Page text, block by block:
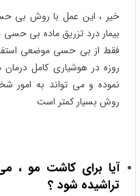
خیر ، این عمل با روش بی
نموده و می تواند به امور
روش بسیار کمتر است
آیا برای کاشت مو ،
تراشیده شود ؟